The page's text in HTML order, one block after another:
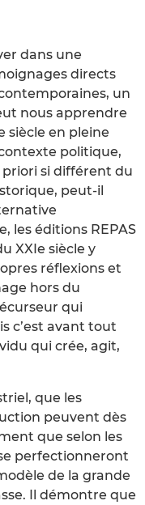
dans une
directs
un
nous apprendre
siècle en pleine
politique,
si différent du
peut-il
les éditions REPAS
XXIe siècle y
réflexions et
hors du
qui
c’est avant tout
qui crée, agit,
que les
peuvent dès
que selon les
perfectionneront
de la grande
Il démontre que